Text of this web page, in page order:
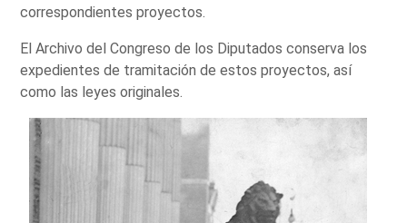
correspondientes proyectos.
El Archivo del Congreso de los Diputados conserva los
expedientes de tramitación de estos proyectos, así
como las leyes originales.